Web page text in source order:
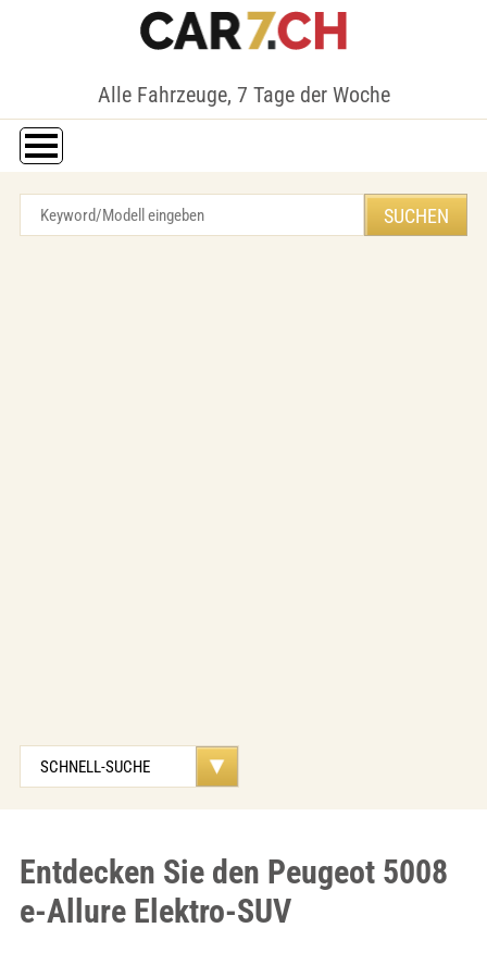
Alle Fahrzeuge, 7 Tage der Woche
Entdecken Sie den Peugeot 5008
e-Allure Elektro-SUV